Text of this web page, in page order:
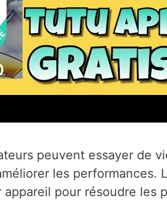
peuvent essayer de
les
appareil pour résoudre les